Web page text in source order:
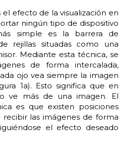
efecto de la visualización en
ningún tipo de dispositivo
simple es la barrera de
rejillas situadas como una
Mediante esta técnica, se
de forma intercalada,
ojo vea siempre la imagen
1a). Esto significa que en
ve más de una imagen. El
es que existen posiciones
las imágenes de forma
el efecto deseado